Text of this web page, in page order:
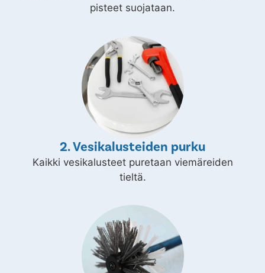
pisteet suojataan.
2. Vesikalusteiden purku
Kaikki vesikalusteet puretaan viemäreiden
tieltä.